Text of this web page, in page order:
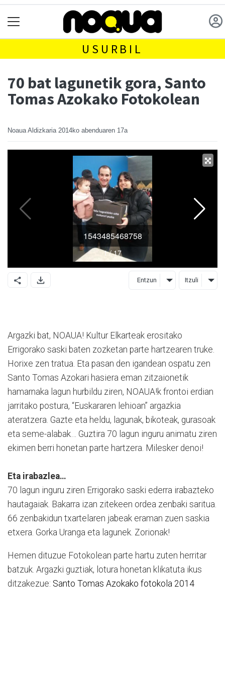
USURBIL
70 bat lagunetik gora, Santo
Tomas Azokako Fotokolean
Noaua Aldizkaria 2014ko abenduaren 17a
Entzun Itzuli
Argazki bat, NOAUA! Kultur Elkarteak erositako
Errigorako saski baten zozketan parte hartzearen truke.
Horixe zen tratua. Eta pasan den igandean ospatu zen
Santo Tomas Azokari hasiera eman zitzaionetik
hamarnaka lagun hurbildu ziren, NOAUA!k frontoi erdian
jarritako postura, “Euskararen lehioan” argazkia
ateratzera. Gazte eta heldu, lagunak, bikoteak, gurasoak
eta seme-alabak… Guztira 70 lagun inguru animatu ziren
ekimen berri honetan parte hartzera. Milesker denoi!
Eta irabazlea…
70 lagun inguru ziren Errigorako saski ederra irabazteko
hautagaiak. Bakarra izan zitekeen ordea zenbaki saritua.
66 zenbakidun txartelaren jabeak eraman zuen saskia
etxera. Gorka Uranga eta lagunek. Zorionak!
Hemen dituzue Fotokolean parte hartu zuten herritar
batzuk. Argazki guztiak, lotura honetan klikatuta ikus
ditzakezue: Santo Tomas Azokako fotokola 2014